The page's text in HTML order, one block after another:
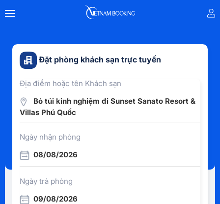
Đặt phòng khách sạn trực tuyến
Địa điểm hoặc tên Khách sạn
Bỏ túi kinh nghiệm đi Sunset Sanato Resort &
Villas Phú Quốc
Ngày nhận phòng
08/08/2026
Ngày trả phòng
09/08/2026